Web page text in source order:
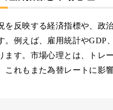
を反映する経済指標や、政
。例えば、雇用統計やGDP
ます。市場心理とは、トレ
れもまた為替レートに影